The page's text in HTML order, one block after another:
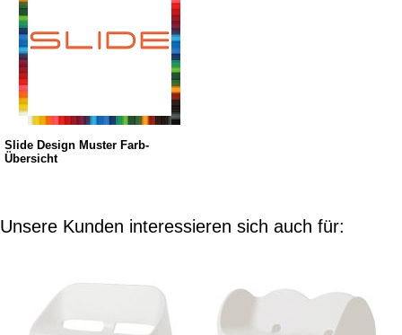
Slide Design Muster Farb-
Übersicht
Unsere Kunden interessieren sich auch für: